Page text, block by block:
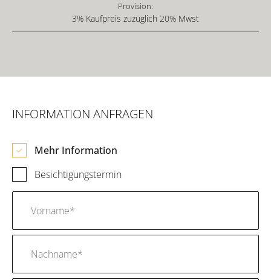
Provision:
3% Kaufpreis zuzüglich 20% Mwst
INFORMATION ANFRAGEN
Mehr Information
Besichtigungstermin